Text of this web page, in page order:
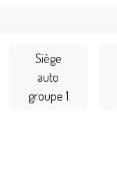
Siège
auto
groupe 1